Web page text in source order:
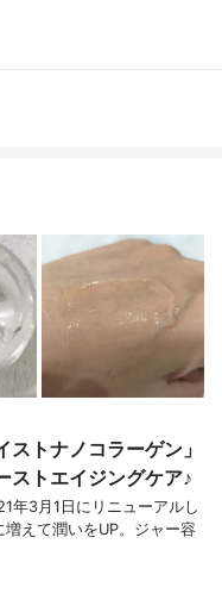
トナノコラーゲン」
ストエイジングケア♪
年3月1日にリニューアルし
えて潤いをUP。ジャー容